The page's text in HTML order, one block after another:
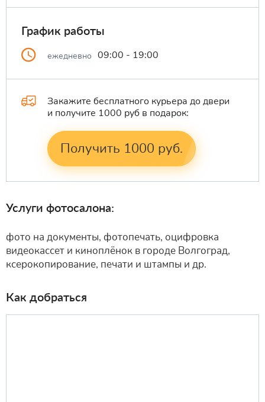
Услуги фотосалона:
фото на документы, фотопечать, оцифровка
видеокассет и киноплёнок в городе Волгоград,
ксерокопирование, печати и штампы и др.
Как добраться
График работы
ежедневно 09:00 - 19:00
Закажите бесплатного курьера до двери
и получите 1000 руб в подарок:
Получить 1000 руб.